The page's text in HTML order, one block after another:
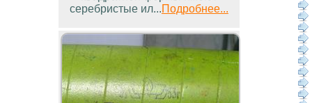
серебристые ил...Подробнее...